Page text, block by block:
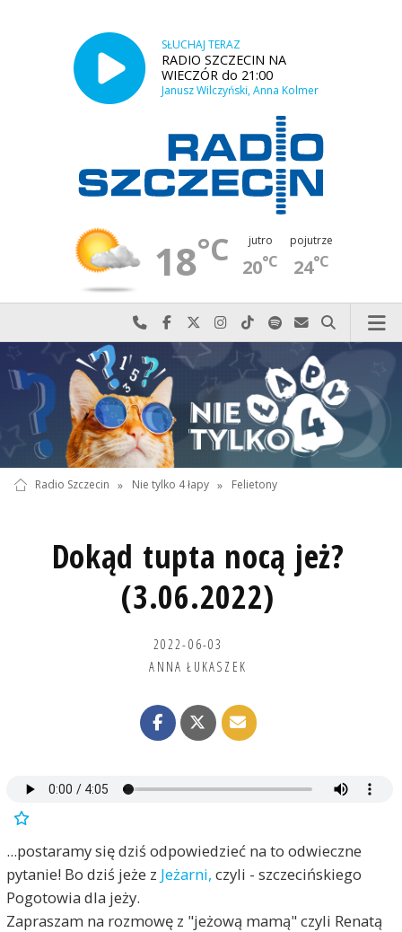
SŁUCHAJ TERAZ
RADIO SZCZECIN NA
WIECZÓR do 21:00
Janusz Wilczyński, Anna Kolmer
18°C jutro
20°C
pojutrze
24°C
Najlepiej po prostu do nas zadzwoń
Odwiedź nas na Facebook-u
Odwiedź nas na X
Odwiedź nas na Instagram-ie
Odwiedź nas na TikTok-u
Szukaj nas na Spotify
Wyślij do nas
Szukaj
Radio Szczecin » Nie tylko 4 łapy » Felietony
Dokąd tupta nocą jeż?
(3.06.2022)
2022-06-03
ANNA ŁUKASZEK
...postaramy się dziś odpowiedzieć na to odwieczne
pytanie! Bo dziś jeże z Jeżarni, czyli - szczecińskiego
Pogotowia dla jeży.
Zapraszam na rozmowę z "jeżową mamą" czyli Renatą